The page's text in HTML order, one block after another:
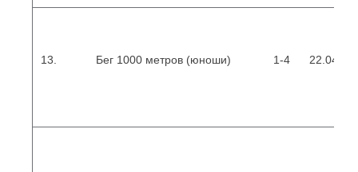
13. Бег 1000 метров (юноши) 1-4